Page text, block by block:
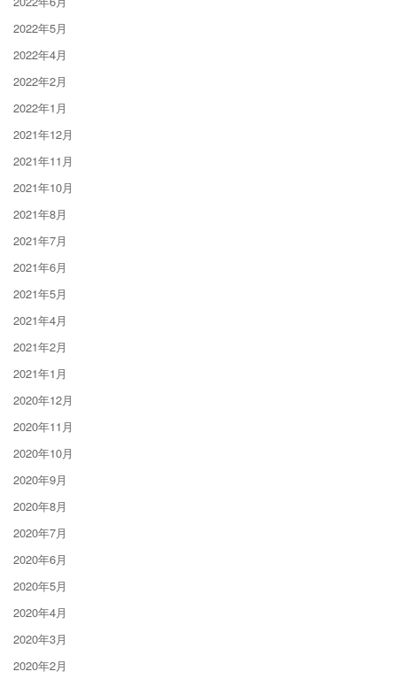
2022年5月
2022年4月
2022年2月
2022年1月
2021年12月
2021年11月
2021年10月
2021年8月
2021年7月
2021年6月
2021年5月
2021年4月
2021年2月
2021年1月
2020年12月
2020年11月
2020年10月
2020年9月
2020年8月
2020年7月
2020年6月
2020年5月
2020年4月
2020年3月
2020年2月